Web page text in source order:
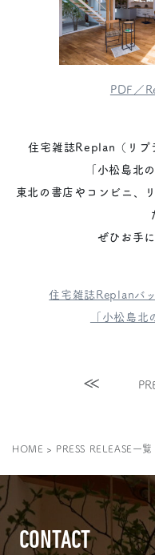
PDF／
住宅雑誌Replan（リ
「小松島北
東北の書店やコンビニ、
ぜひお手
住宅雑誌Replanバ
「小松島
HOME > PRESS RELEASE一覧
CONTACT